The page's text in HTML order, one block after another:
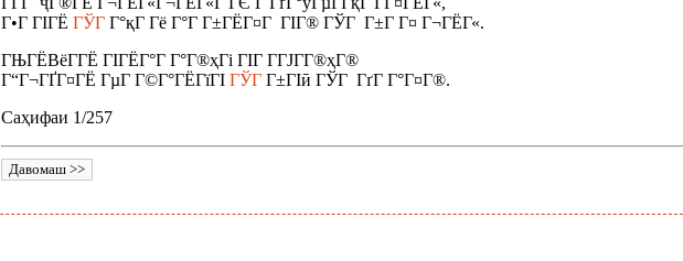
Г•Г ГІГЁ ГЎГ Г°қГ Гё Г°Г Г±ГЁГ¤Г ГІГ® ГЎГ Г±Г Г¤ Г¬ГЁГ«.
ГЊГЁВёГ­ГЁ ГІГЁГ°Г Г°Г®ҳГі ГІГ Г­ГЈГ­Г®ҳГ®
Г“Г¬ГҐГ¤ГЁ ГµГ Г©Г°ГЁГїГІ ГЎГ Г±ГІӣ ГЎГ ГґГ Г°Г¤Г®.
Саҳифаи 1/257